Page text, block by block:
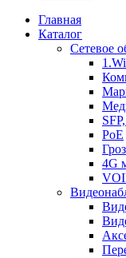
Главная
Каталог
Сетевое
PoE
4G